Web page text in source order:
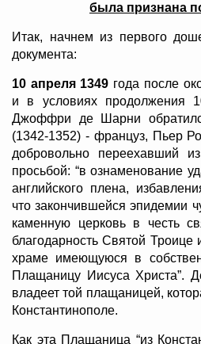
была признана
Итак, начнем из первого
документа:
10 апреля 1349 года после
и в условиях продолжения
Джоффри де Шарни
(1342-1352) - француз, Пьер
добровольно переехавший
просьбой: “в ознаменование
английского плена,
что закончившейся эпидемии
каменную церковь в честь
благодарность Святой Троице
храме имеющуюся в
Плащаницу Иисуса Христа”.
владеет той плащаницей,
Константинополе.
Как эта Плащаница “из